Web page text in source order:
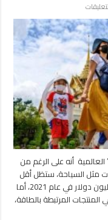
“الأونكتاد”
قطاع
السياحة
العالمي
يسجل
6
تريليونات
دولار
في
عام
2021
مغلقة
أنه على الرغم من
مثل السياحة، ستظل أقل
قليلاً من مستويات ما قبل الجائحة لتسجل 6 تريليون دولار في عام 2021، أما
المنتجات المرتبطة بالطاقة،